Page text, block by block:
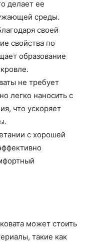
делает ее
среды.
своей
свойства по
образование
не требует
легко наносить с
что ускоряет
с хорошей
может стоить
такие как